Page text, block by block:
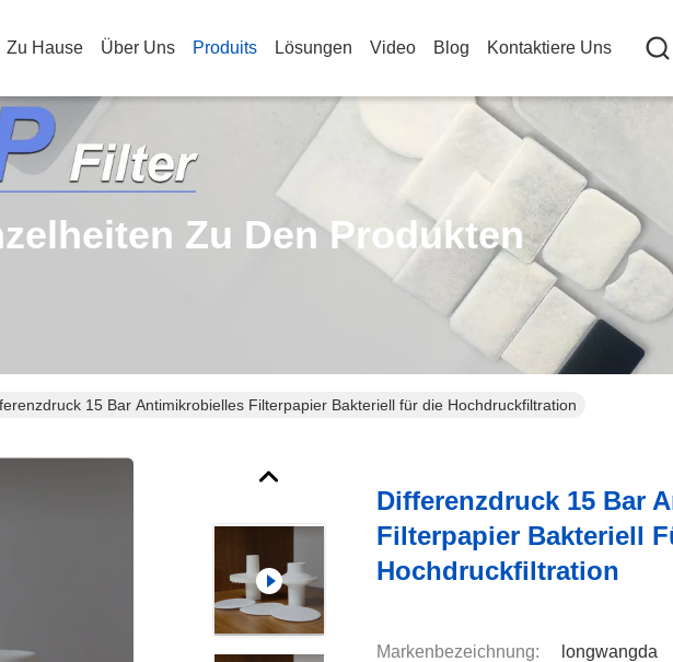
Zu Hause Über Uns Produits Lösungen Video Blog Kontaktiere Uns
Zu Den Produkten
15 Bar Antimikrobielles Filterpapier Bakteriell für die Hochdruckfiltration
Differenzdruck 15 Bar
Filterpapier Bakteriell
Hochdruckfiltration
Markenbezeichnung: longwangda